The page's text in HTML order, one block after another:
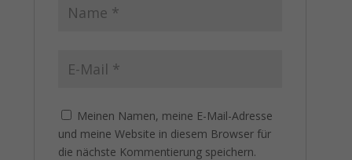
Meinen Namen, meine E-Mail-Adresse
und meine Website in diesem Browser für
die nächste Kommentierung speichern.